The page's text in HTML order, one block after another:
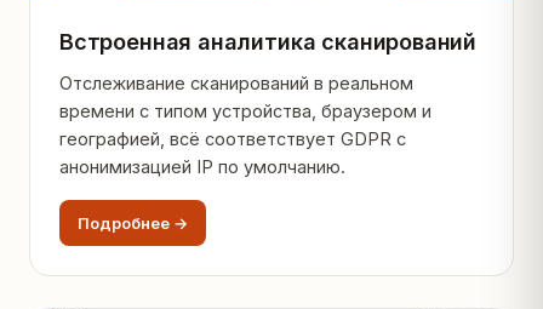
Встроенная аналитика сканирований
Отслеживание сканирований в реальном
времени с типом устройства, браузером и
географией, всё соответствует GDPR с
анонимизацией IP по умолчанию.
Подробнее →